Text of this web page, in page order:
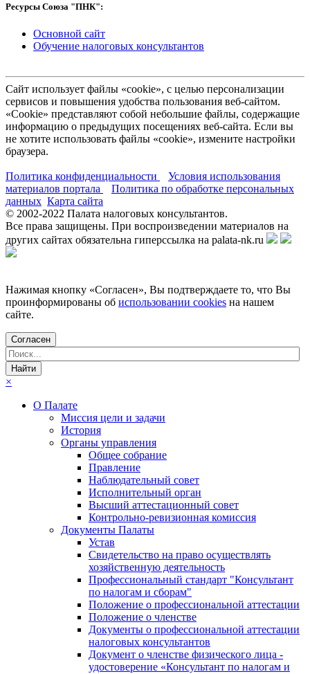
Ресурсы Союза "ПНК":
Основной сайт
Обучение налоговых консультантов
Сайт использует файлы «cookie», с целью персонализации
сервисов и повышения удобства пользования веб-сайтом.
«Cookie» представляют собой небольшие файлы, содержащие
информацию о предыдущих посещениях веб-сайта. Если вы
не хотите использовать файлы «cookie», измените настройки
браузера.
Политика конфиденциальности
Условия использования
материалов портала
Политика по обработке персональных
данных Карта сайта
© 2002-2022 Палата налоговых консультантов.
Все права защищены. При воспроизведении материалов на
других сайтах обязательна гиперссылка на palata-nk.ru
Нажимая кнопку «Согласен», Вы подтверждаете то, что Вы
проинформированы об использовании cookies на нашем
сайте.
Согласен
×
О Палате
Миссия цели и задачи
История
Органы управления
Общее собрание
Правление
Наблюдательный совет
Исполнительный орган
Высший аттестационный совет
Контрольно-ревизионная комиссия
Документы Палаты
Устав
Свидетельство на право осуществлять
хозяйственную деятельность
Профессиональный стандарт "Консультант
по налогам и сборам"
Положение о профессиональной аттестации
Положение о членстве
Документы о профессиональной аттестации
налоговых консультантов
Документ о членстве физического лица -
удостоверение «Консультант по налогам и